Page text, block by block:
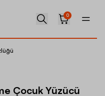
0
Çocuk Yüzücü